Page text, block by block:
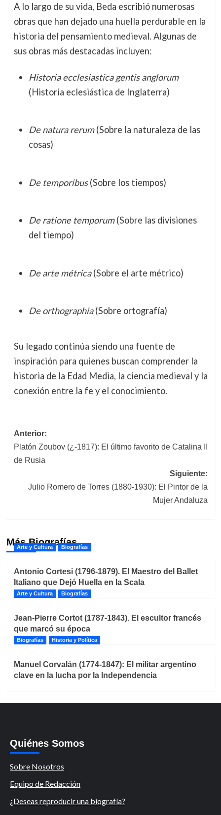
A lo largo de su vida, Beda escribió numerosas
obras que han dejado una huella perdurable en la
historia del pensamiento medieval. Algunas de
sus obras más destacadas incluyen:
Historia ecclesiastica gentis anglorum
(Historia eclesiástica de Inglaterra)
De natura rerum(Sobre la naturaleza de las
cosas)
De temporibus(Sobre los tiempos)
De ratione temporum(Sobre las divisiones
del tiempo)
De arte métrica(Sobre el arte métrico)
De orthographia(Sobre ortografía)
Su legado continúa siendo una fuente de
inspiración para quienes buscan comprender la
historia de la Edad Media, la ciencia medieval y la
conexión entre la fe y el conocimiento.
Navegación
de
Anterior:
Platón Zoubov (¿-1817): El último favorito de Catalina II
de Rusia
Siguiente:
Julio Romero de Torres (1880-1930): El Pintor de la
Mujer Andaluza
Más Biografías
Arte y Cultura Biografías
Antonio Cortesi (1796-1879). El Maestro del Ballet
Italiano que Dejó Huella en la Scala
Arte y Cultura Biografías
Jean-Pierre Cortot (1787-1843). El escultor francés
que marcó su época
Biografías Historia y Política
Manuel Corvalán (1774-1847): El militar argentino
clave en la lucha por la Independencia
Quiénes Somos
Sobre Nosotros
Equipo de Redacción
¿Deseas reproducir una biografía?